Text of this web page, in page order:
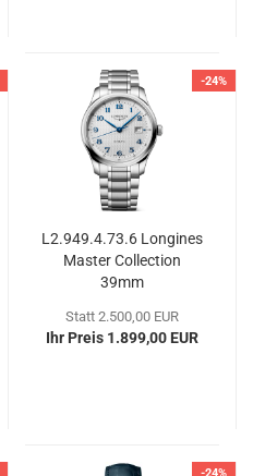
-24%
L2.949.4.73.6 Lon­gi­nes
Mas­ter Coll­ec­tion
39mm
Statt 2.500,00 EUR
Ihr Preis 1.899,00 EUR